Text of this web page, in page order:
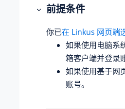
前提条件
你已在 Linkus 网页端
如果使用电脑系
箱客户端并登录
如果使用基于网
账号。